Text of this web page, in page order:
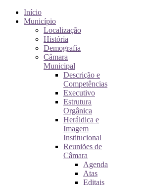
Início
Município
Localização
História
Demografia
Câmara
Municipal
Descrição e
Competências
Executivo
Estrutura
Orgânica
Heráldica e
Imagem
Institucional
Reuniões de
Câmara
Agenda
Atas
Editais